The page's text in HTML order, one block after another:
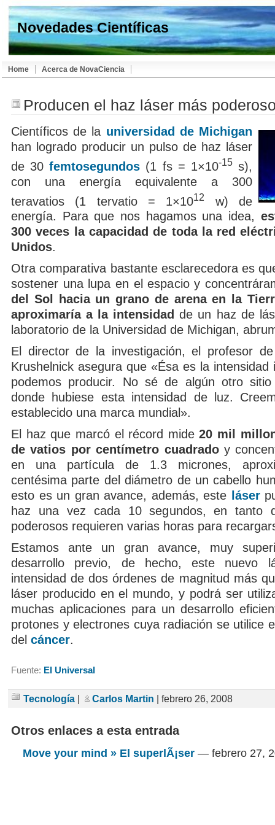
Novedades Científicas
Home Acerca de NovaCiencia
Producen el haz láser más
Científicos de la universidad de Michigan
han logrado producir un pulso de haz láser
de 30femtosegundos (1 fs = 1×10-15s),
con una energía equivalente a 300
teravatios (1 tervatio = 1×1012
w) de
energía. Para que nos hagamos una idea,
300 veces la capacidad de toda la red
Unidos.
Otra comparativa bastante esclarecedora es
sostener una lupa en el espacio y
del Sol hacia un grano de arena en la
aproximaría a la intensidad de un haz de
laboratorio de la Universidad de Michigan,
El director de la investigación, el profesor
Krushelnick asegura que «Ésa es la intensidad
podemos producir. No sé de algún otro
donde hubiese esta intensidad de luz.
establecido una marca mundial».
El haz que marcó el récord mide20 mil
de vatios por centímetro cuadradoy
en una partícula de 1.3 micrones,
centésima parte del diámetro de un cabello
esto es un gran avance, además, este
láser
haz una vez cada 10 segundos, en tanto
poderosos requieren varias horas para
Estamos ante un gran avance, muy
desarrollo previo, de hecho, este nuevo
intensidad de dos órdenes de magnitud más
láser producido en el mundo, y podrá ser
muchas aplicaciones para un desarrollo
protones y electrones cuya radiación se utilice
del cáncer.
Fuente: El Universal
Tecnología Carlos Martin | febrero 26, 2008
Otros enlaces a esta entrada
Move your mind » El superlÃ¡ser — febrero 27,